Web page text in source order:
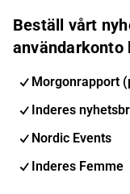
Beställ vårt
användarkonto
Morgonrapport
Inderes
Nordic Events
Inderes Femme